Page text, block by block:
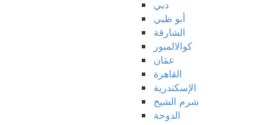
دبي
أبو ظبي
الشارقة
كوالالمبور
عمَان
القاهرة
الإسكندرية
شرم الشيخ
الدوحة